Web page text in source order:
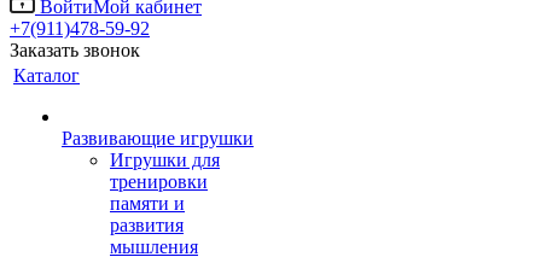
ВойтиМой кабинет
+7(911)478-59-92
Заказать звонок
Каталог
Развивающие игрушки
Игрушки для
тренировки
памяти и
развития
мышления